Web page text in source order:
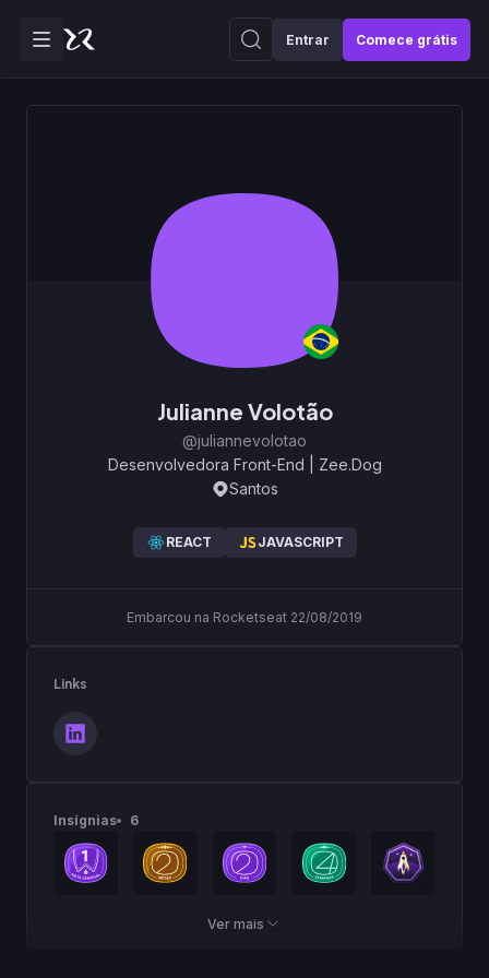
Entrar Comece grátis
Julianne Volotão
@juliannevolotao
Desenvolvedora Front-End
Zee.Dog
Santos
REACT JAVASCRIPT
Embarcou na Rocketseat 22/08/2019
Links
Insígnias 6
Ver mais